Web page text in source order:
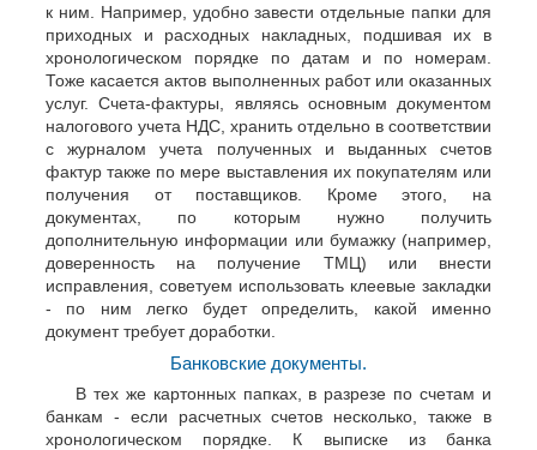
к ним. Например, удобно завести отдельные папки для
приходных и расходных накладных, подшивая их в
хронологическом порядке по датам и по номерам.
Тоже касается актов выполненных работ или оказанных
услуг. Счета-фактуры, являясь основным документом
налогового учета НДС, хранить отдельно в соответствии
с журналом учета полученных и выданных счетов
фактур также по мере выставления их покупателям или
получения от поставщиков. Кроме этого, на
документах, по которым нужно получить
дополнительную информации или бумажку (например,
доверенность на получение ТМЦ) или внести
исправления, советуем использовать клеевые закладки
- по ним легко будет определить, какой именно
документ требует доработки.
Банковские документы.
В тех же картонных папках, в разрезе по счетам и
банкам - если расчетных счетов несколько, также в
хронологическом порядке. К выписке из банка